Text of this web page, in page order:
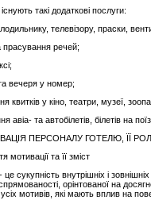
такі додаткові послуги:
телевізору, праски,
прасування речей;
вечеря у номер;
квитків у кіно, театри, музеї,
авіа- та автобілетів, білетів на
ПЕРСОНАЛУ ГОТЕЛЮ, ЇЇ
мотивації та її зміст
це сукупність внутрішніх і
орінтованої на
усіх мотивів, які мають вплив на